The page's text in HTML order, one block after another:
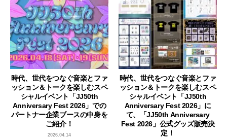
時代、世代をつなぐ音楽とファ
ッション＆トークを楽しむスペ
シャルイベント「JJ50th
Anniversary Fest 2026」での
パートナー企業ブースの中身を
ご紹介！
2026.04.14
時代、世代をつなぐ音楽とファ
ッション＆トークを楽しむスペ
シャルイベント「JJ50th
Anniversary Fest 2026」に
て、「JJ50th Anniversary
Fest 2026」公式グッズ販売決
定！